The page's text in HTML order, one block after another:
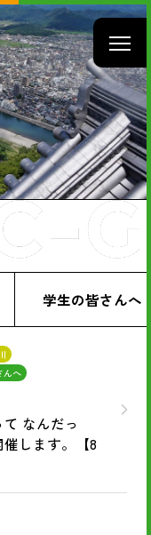
学生の皆さんへ
んへ
なんだっ
します。【8